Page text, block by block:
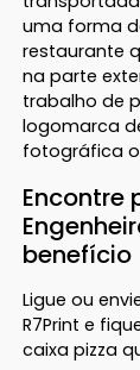
uma forma
restaurante
na parte
trabalho de
logomarca
fotográfica
Encontre
benefício
Ligue ou
R7Print e
caixa pizza